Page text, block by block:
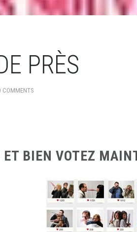
PRÈS
COMMENTS
ET BIEN VOTEZ